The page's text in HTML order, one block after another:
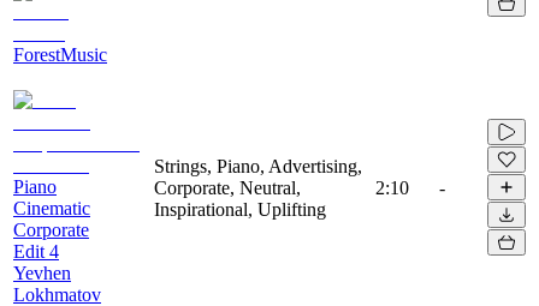
ForestMusic
Piano
Cinematic
Corporate
Edit 4
Yevhen
Lokhmatov
Strings, Piano, Advertising,
Corporate, Neutral,
Inspirational, Uplifting
2:10 -